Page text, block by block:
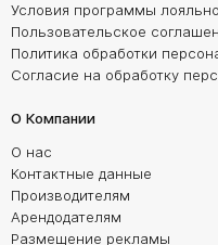
Условия программы
Пользовательское
Политика обработки
Согласие на обработку
О Компании
О нас
Контактные данные
Производителям
Арендодателям
Размещение рекламы